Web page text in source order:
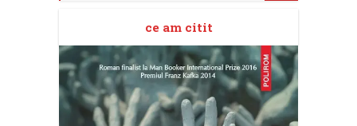
ce am citit